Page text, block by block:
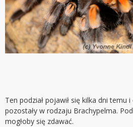
Ten podział pojawił się kilka dni
pozostały w rodzaju Brachypelma.
mogłoby się zdawać.